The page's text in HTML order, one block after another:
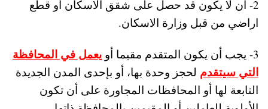
2- أن لا يكون قد حصل على شقق الاسكان أو قطع
اراضي من قبل وزارة الاسكان.
3- يجب أن يكون المتقدم مقيما أو
يعمل في المحافظة
التي سيتقدم لحجز وحدة بها، أو بإحدى المدن الجديدة
التابعة لها أو المحافظات المجاورة على أن تكون